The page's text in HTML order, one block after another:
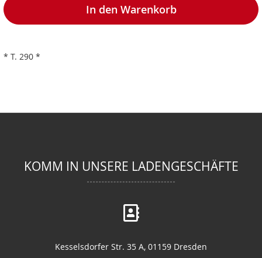
In den Warenkorb
* T. 290 *
KOMM IN UNSERE LADENGESCHÄFTE
Kesselsdorfer Str. 35 A, 01159 Dresden